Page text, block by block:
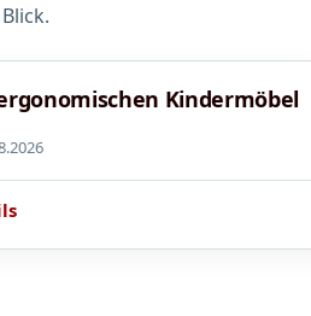
Kindermöbel